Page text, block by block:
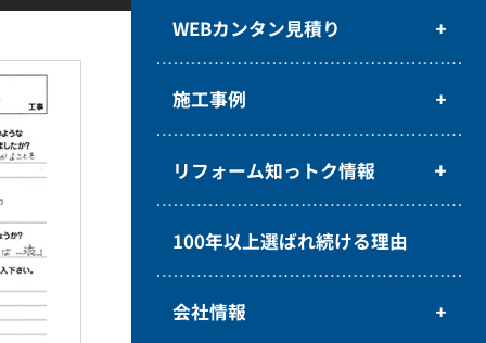
WEBカンタン見積り
施工事例
リフォーム知っトク情報
100年以上選ばれ続ける理由
会社情報